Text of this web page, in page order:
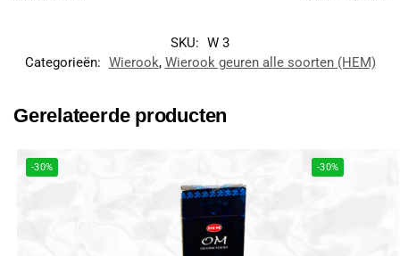
SKU: W 3
Categorieën: Wierook, Wierook geuren alle soorten (HEM)
Gerelateerde producten
-30% -30%